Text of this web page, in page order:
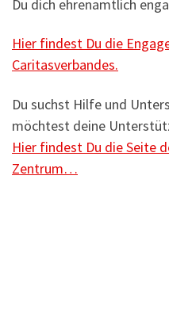
Du dich ehrenamtlich
Hier findest Du die
Caritasverbandes.
Du suchst Hilfe und
möchtest deine
Hier findest Du die Seite
Zentrum…